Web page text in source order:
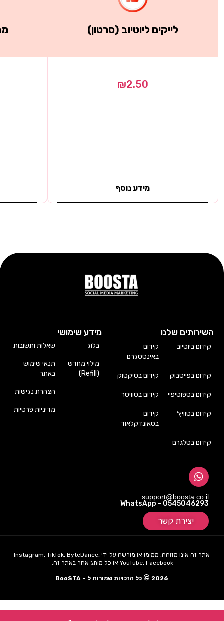
לייקים ליוטיוב (סרטון)
₪2.50
מידע נוסף
השירותים שלנו
קידום ביוטיוב
קידום
באינסטגרם
קידום בפייסבוק קידום בטיקטוק
קידום בספוטיפיי קידום בטוויטר
קידום בטוויץ׳
קידום
בסאונדקלאוד
קידום בטלגרם
מידע שימושי
בלוג
מילוי מחדש
(Refill)
שאלות ותשובות
תנאי שימוש
באתר
הצהרת נגישות
מדיניות פרטיות
support@boosta.co.il
WhatsApp - 0545046293
יצירת קשר
אתר זה אינו מזוהה, ממומן או מורשה על ידי Instagram, TikTok, ByteDance,
YouTube, Facebook או כל מותג אחר באתר זה.
2026
© כל הזכויות שמורות ל – BooSTA